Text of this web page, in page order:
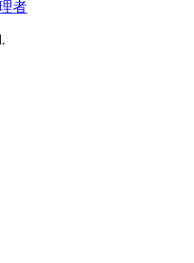
者